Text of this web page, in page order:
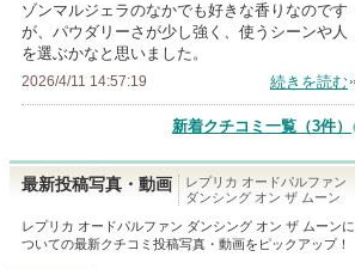
ゾンマルジェラのなかでも好きな香りなのです
が、パウダリーさが少し強く、使うシーンや人
を選ぶかなと思いました。
2026/4/11 14:57:19 続きを読む
新着クチコミ一覧 （3件）
最新投稿写真・動画
レプリカ オードパルファン
ダンシング オン ザ ムーン
レプリカ オードパルファン ダンシング オン ザ ムーンに
ついての最新クチコミ投稿写真・動画をピックアップ！